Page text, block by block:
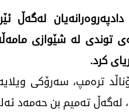
دادپەروەرانەیان
توندی لە شێوازی
کرد.
سێشەممە، 16ـی حوزەیرانی 2026، دۆناڵد